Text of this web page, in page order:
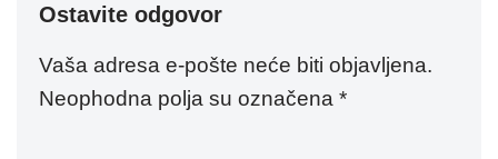
Ostavite odgovor
Vaša adresa e-pošte neće biti objavljena.
Neophodna polja su označena *